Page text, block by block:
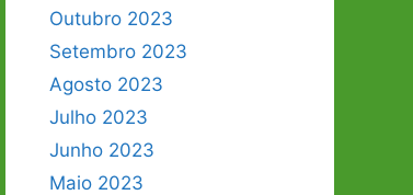
Outubro 2023
Setembro 2023
Agosto 2023
Julho 2023
Junho 2023
Maio 2023